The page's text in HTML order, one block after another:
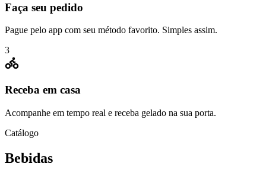
Faça seu pedido
Pague pelo app com seu método favorito. Simples assim.
3
Receba em casa
Acompanhe em tempo real e receba gelado na sua porta.
Catálogo
Bebidas